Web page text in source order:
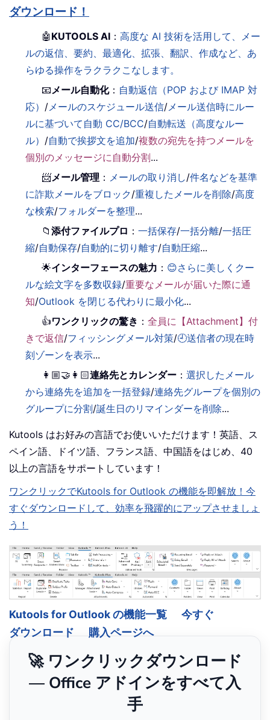
ダウンロード！
🤖 KUTOOLS AI ：高度な AI 技術を活用して、メー
ルの返信、要約、最適化、拡張、翻訳、作成など、あ
らゆる操作をラクラクこなします。
📧 メール自動化： 自動返信（POP および IMAP 対
応） / メールのスケジュール送信/ メール送信時にルー
ルに基づいて自動 CC/BCC/自動転送（高度なルー
ル） /自動で挨拶文を追加/複数の宛先を持つメールを
個別のメッセージに自動分割...
📨メール管理 ： メールの取り消し/件名などを基準
に詐欺メールをブロック/重複したメールを削除/高度
な検索/フォルダーを整理...
📁添付ファイルプロ ：一括保存/一括分離/一括圧
縮/自動保存/自動的に切り離す/自動圧縮...
🌟インターフェースの魅力 ： 😊さらに美しくクー
ルな絵文字を多数収録/重要なメールが届いた際に通
知/Outlook を閉じる代わりに最小化...
👍ワンクリックの驚き ：全員に【Attachment】付
きで返信/フィッシングメール対策/🕘送信者の現在時
刻ゾーンを表示...
👩🏼‍🤝‍👩🏻連絡先とカレンダー ：選択したメール
から連絡先を追加を一括登録/連絡先グループを個別の
グループに分割/誕生日のリマインダーを削除...
Kutools はお好みの言語でお使いいただけます！英語、ス
ペイン語、ドイツ語、フランス語、中国語をはじめ、40
以上の言語をサポートしています！
ワンクリックでKutools for Outlook の機能を即解放！今
すぐダウンロードして、効率を飛躍的にアップさせましょ
う！
Kutools for Outlook の機能一覧
今すぐ
ダウンロード
購入ページへ
🚀 ワンクリックダウンロード
— Office アドインをすべて入
手